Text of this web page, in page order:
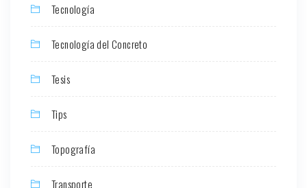
Tecnología
Tecnología del Concreto
Tesis
Tips
Topografía
Transporte